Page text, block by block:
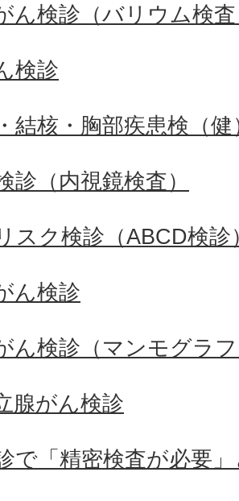
ん検診（バリウム検
検診
結核・胸部疾患検（健
診（内視鏡検査）
スク検診（ABCD検診
ん検診
ん検診（マンモグラ
腺がん検診
で「精密検査が必要